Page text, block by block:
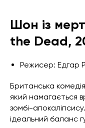
Шон із
the Dead,
Режисер: Едгар
Британська
який намагається
зомбі-
ідеальний баланс